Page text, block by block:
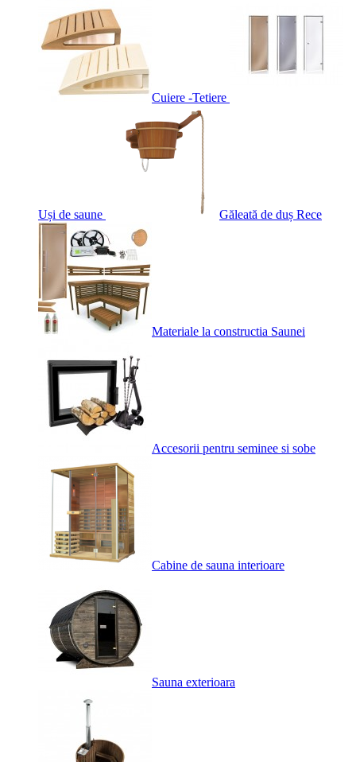
Cuiere -Tetiere
Uși de saune Găleată de duș Rece
Materiale la constructia Saunei
Accesorii pentru seminee si sobe
Cabine de sauna interioare
Sauna exterioara